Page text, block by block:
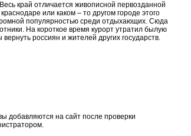
край отличается живописной первозданной
или каком – то другом городе этого
популярностью среди отдыхающих. Сюда
На короткое время курорт утратил былую
россиян и жителей других государств.
добавляются на сайт после проверки